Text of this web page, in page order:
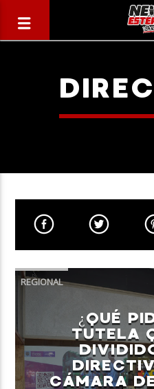
TÍTULO
REGIONAL
¿QUÉ
TUTELA
CÁMARA